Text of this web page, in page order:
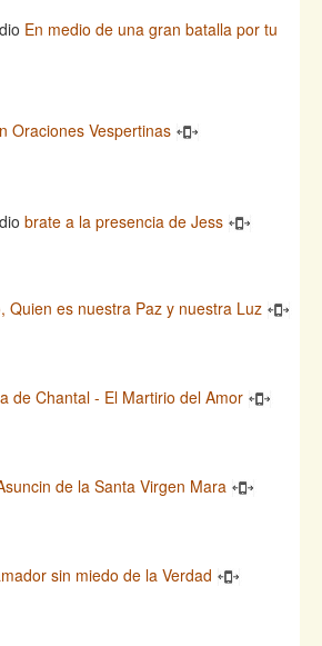
En medio de una gran batalla por tu
Oraciones Vespertinas
brate a la presencia de Jess
Quien es nuestra Paz y nuestra Luz
de Chantal - El Martirio del Amor
de la Santa Virgen Mara
sin miedo de la Verdad